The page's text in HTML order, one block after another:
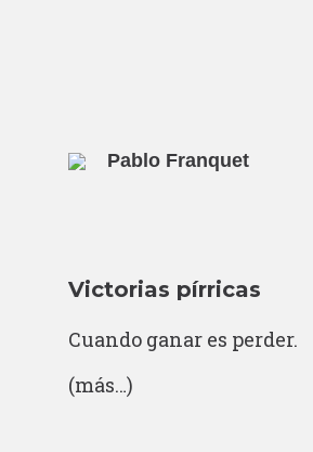
Pablo Franquet
Victorias pírricas
Cuando ganar es perder.
(más…)